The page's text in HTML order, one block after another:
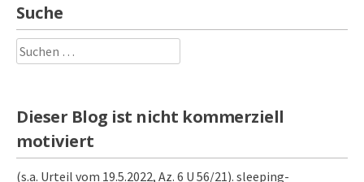
Suche
Suchen
nach:
Dieser Blog ist nicht kommerziell
motiviert
(s.a. Urteil vom 19.5.2022, Az. 6 U 56/21). sleeping-